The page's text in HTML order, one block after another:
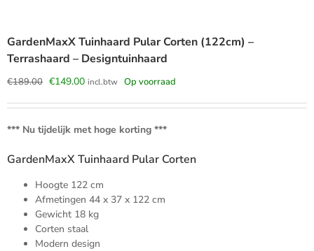
GardenMaxX Tuinhaard Pular Corten (122cm) –
Terrashaard – Designtuinhaard
€189.00 Oorspronkelijke
was:
€189.00.
€149.00Huidige
is:
€149.00.
incl.btw Op voorraad
*** Nu tijdelijk met hoge korting ***
GardenMaxX Tuinhaard Pular Corten
Hoogte 122 cm
Afmetingen 44 x 37 x 122 cm
Gewicht 18 kg
Corten staal
Modern design